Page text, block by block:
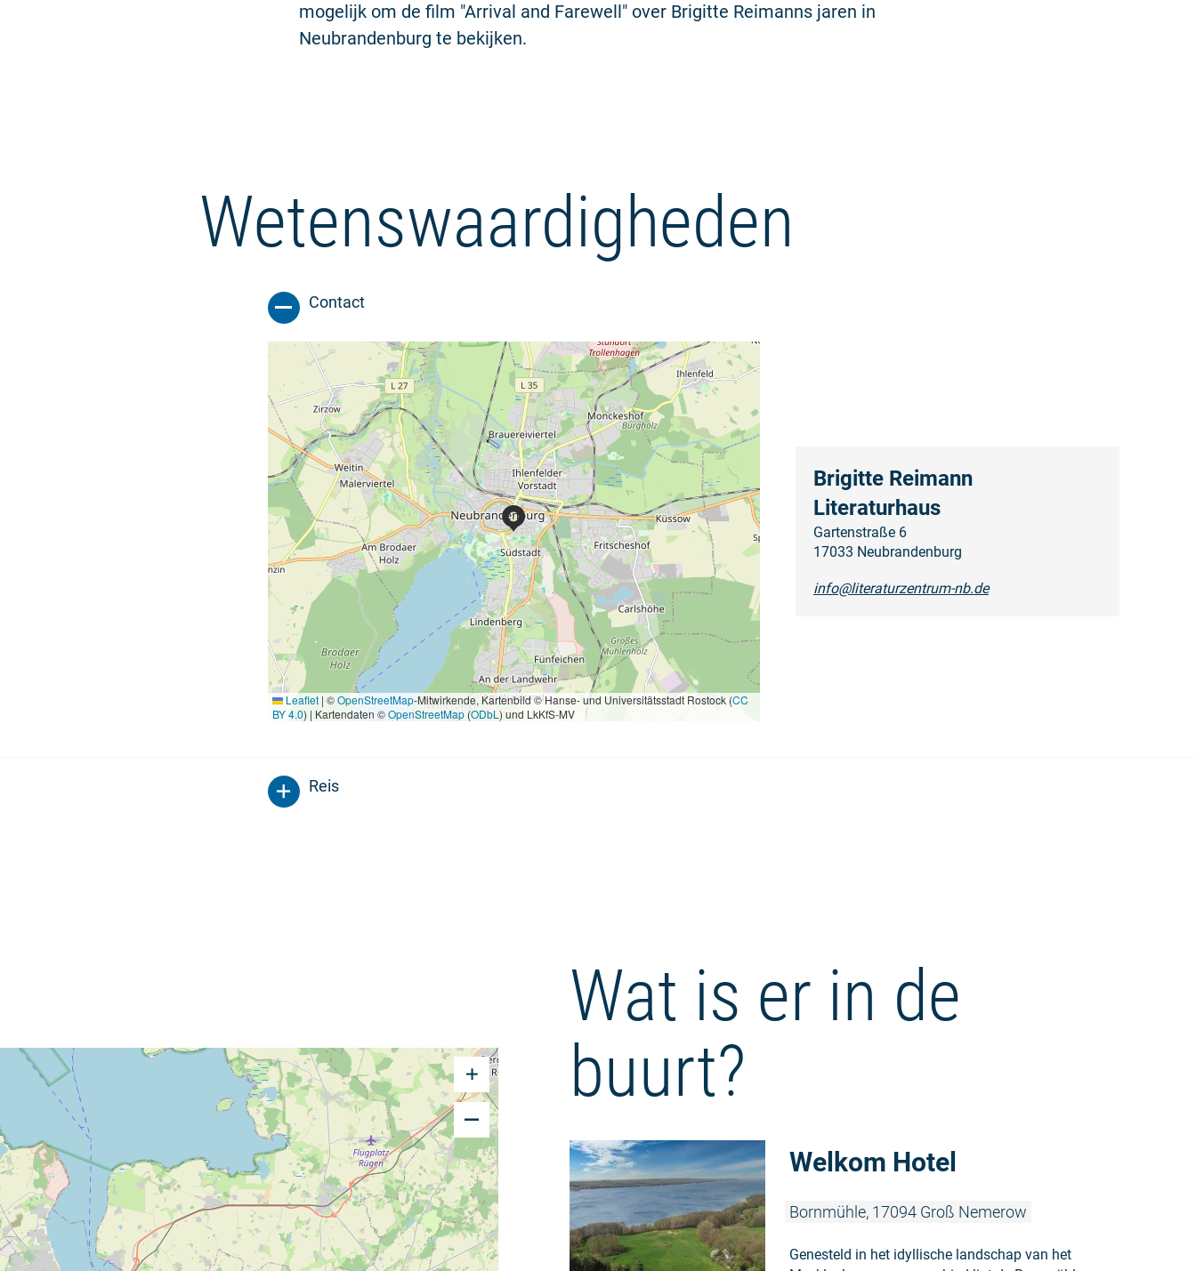
mogelijk om de film "Arrival and Farewell" over Brigitte Reimanns jaren in
Neubrandenburg te bekijken.
Wetenswaardigheden
Contact
Leaflet | ©OpenStreetMap-Mitwirkende, Kartenbild © Hanse- und Universitätsstadt Rostock (CC
BY 4.0) | Kartendaten ©OpenStreetMap(ODbL ) und LkKfS-MV
Brigitte Reimann
Literaturhaus
Gartenstraße 6
17033 Neubrandenburg
info@literaturzentrum-nb.de
Reis
Wat is er in de
buurt?
Welkom Hotel
Bornmühle, 17094 Groß Nemerow
Genesteld in het idyllische landschap van het